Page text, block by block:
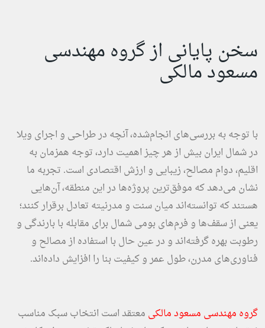
سخن پایانی از گروه مهندسی
مسعود مالکی
با توجه به بررسی‌های انجام‌شده، آنچه در طراحی و اجرای ویلا
در شمال ایران بیش از هر چیز اهمیت دارد، توجه همزمان به
اقلیم، دوام مصالح، زیبایی و ارزش اقتصادی است. تجربه ما
نشان می‌دهد که موفق‌ترین پروژه‌ها در این منطقه، آن‌هایی
هستند که توانسته‌اند میان سنت و مدرنیته تعادل برقرار کنند؛
یعنی از سقف‌ها و فرم‌های بومی شمال برای مقابله با بارندگی و
رطوبت بهره گرفته‌اند و در عین حال با استفاده از مصالح و
فناوری‌های مدرن، طول عمر و کیفیت بنا را افزایش داده‌اند.
گروه مهندسی مسعود مالکی معتقد است انتخاب سبک مناسب